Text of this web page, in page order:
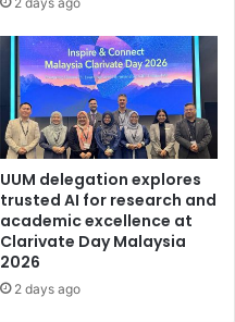
UUM delegation explores
trusted AI for research and
academic excellence at
Clarivate Day Malaysia
2026
2 days ago